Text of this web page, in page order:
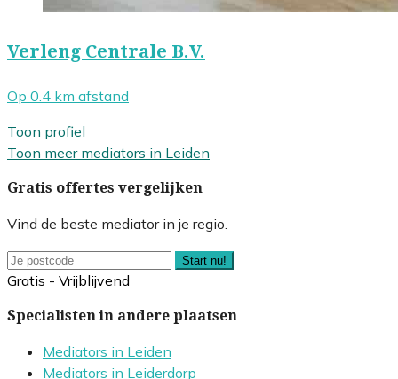
Verleng Centrale B.V.
Op 0.4 km afstand
Toon profiel
Toon meer mediators in Leiden
Gratis offertes vergelijken
Vind de beste mediator in je regio.
Start nu!
Gratis - Vrijblijvend
Specialisten in andere plaatsen
Mediators in Leiden
Mediators in Leiderdorp